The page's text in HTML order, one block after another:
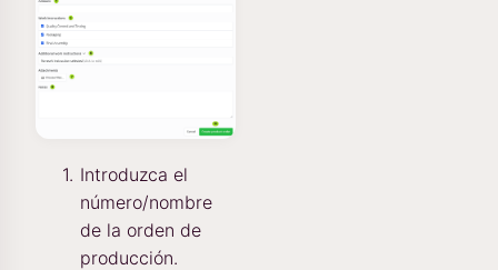
Introduzca el
número/nombre
de la orden de
producción.